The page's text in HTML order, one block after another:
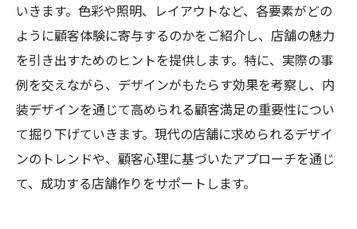
いきます。色彩や照明、レイアウトなど、各要素がどの
ように顧客体験に寄与するのかをご紹介し、店舗の魅力
を引き出すためのヒントを提供します。特に、実際の事
例を交えながら、デザインがもたらす効果を考察し、内
装デザインを通じて高められる顧客満足の重要性につい
て掘り下げていきます。現代の店舗に求められるデザイ
ンのトレンドや、顧客心理に基づいたアプローチを通じ
て、成功する店舗作りをサポートします。